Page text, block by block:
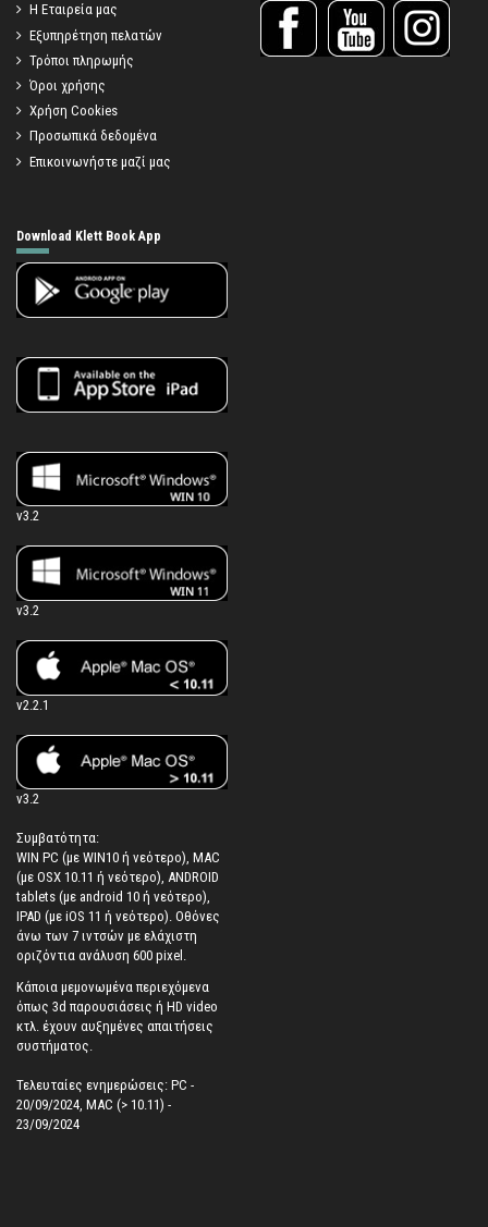
Η Εταιρεία μας
Εξυπηρέτηση πελατών
Τρόποι πληρωμής
Όροι χρήσης
Χρήση Cookies
Προσωπικά δεδομένα
Επικοινωνήστε μαζί μας
Download Klett Book App
v3.2
v3.2
v2.2.1
v3.2
Συμβατότητα:
WIN PC (με WIN10 ή νεότερο), MAC
(με OSX 10.11 ή νεότερο), ANDROID
tablets (με android 10 ή νεότερο),
IPAD (με iOS 11 ή νεότερο). Oθόνες
άνω των 7 ιντσών με ελάχιστη
οριζόντια ανάλυση 600 pixel.
Κάποια μεμονωμένα περιεχόμενα
όπως 3d παρουσιάσεις ή HD video
κτλ. έχουν αυξημένες απαιτήσεις
συστήματος.
Τελευταίες ενημερώσεις: PC -
20/09/2024, MAC (> 10.11) -
23/09/2024